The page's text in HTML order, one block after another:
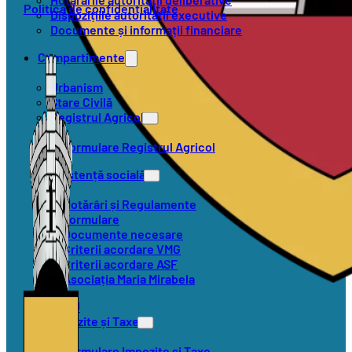
Dispozițiile autorității executive
Documente și informații financiare
Compartimente
Urbanism
Stare Civilă
Registrul Agricol
Formulare Registrul Agricol
Asistență socială
Hotărâri și Regulamente
Formulare
Documente necesare
Criterii acordare VMG
Criterii acordare ASF
Asociația Maria Mirabela
SVSU
Impozite și Taxe
Politica de confidențialitate